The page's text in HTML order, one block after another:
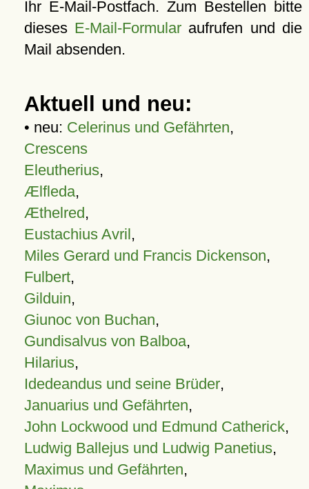
Ihr E-Mail-Postfach. Zum Bestellen bitte
dieses E-Mail-Formular aufrufen und die
Mail absenden.
Aktuell und neu:
• neu: Celerinus und Gefährten,
Crescens
Eleutherius,
Ælfleda,
Æthelred,
Eustachius Avril,
Miles Gerard und Francis Dickenson,
Fulbert,
Gilduin,
Giunoc von Buchan,
Gundisalvus von Balboa,
Hilarius,
Idedeandus und seine Brüder,
Januarius und Gefährten,
John Lockwood und Edmund Catherick,
Ludwig Ballejus und Ludwig Panetius,
Maximus und Gefährten,